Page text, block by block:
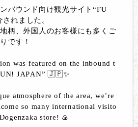
バウンド向け観光サイト“FU
れました。
柄、外国人のお客様にも多くご
です！
was featured on the inbound t
JAPAN” 🇯🇵✨
atmosphere of the area, we’re
so many international visito
store! 🍙